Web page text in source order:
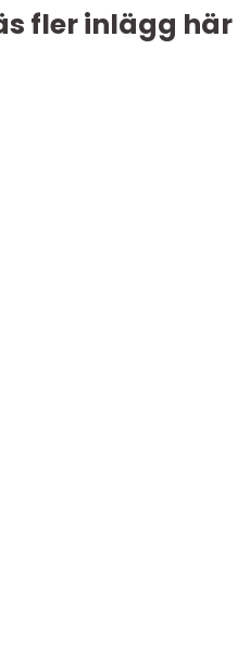
fler inlägg här